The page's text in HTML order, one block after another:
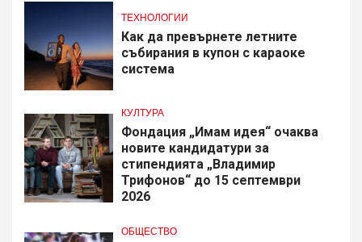
ТЕХНОЛОГИИ
Как да превърнете летните
събирания в купон с караоке
система
КУЛТУРА
Фондация „Имам идея“ очаква
новите кандидатури за
стипендията „Владимир
Трифонов“ до 15 септември
2026
ОБЩЕСТВО